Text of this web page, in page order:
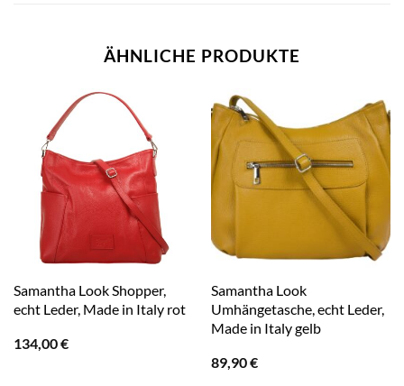
ÄHNLICHE PRODUKTE
Samantha Look Shopper,
echt Leder, Made in Italy rot
134,00€
Samantha Look
Umhängetasche, echt Leder,
Made in Italy gelb
89,90€